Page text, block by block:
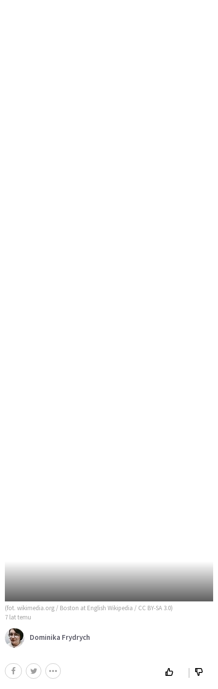
(fot. wikimedia.org / Boston at English Wikipedia / CC BY-SA 3.0)
7 lat temu
Dominika Frydrych